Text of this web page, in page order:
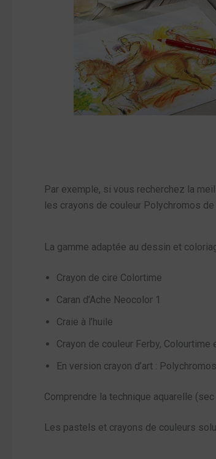
Par exemple, si vous recherchez la
les crayons de couleur Polychromos
La gamme adaptée au dessin et
Crayon de cire Colortime
Caran d’Ache Neocolor 1
Craie à l’huile
Crayon de couleur Ferby, Colourtime
En version crayon d’art :
Comprendre la technique aquarelle
Les pastels et crayons de couleurs